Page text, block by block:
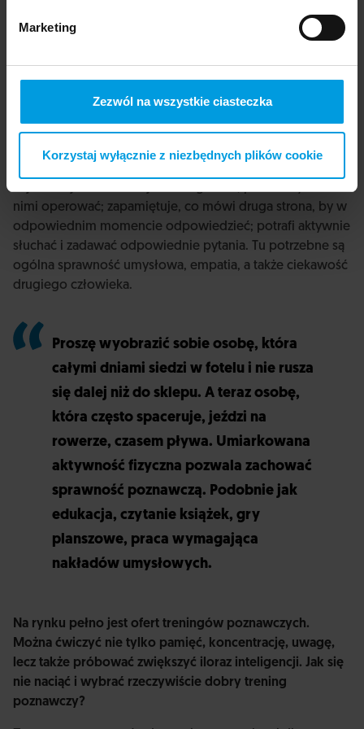
Marketing
Zezwól na wszystkie ciasteczka
Korzystaj wyłącznie z niezbędnych plików cookie
sprawność poznawczą. Podobnie jak edukacja, czytanie
książek, gry planszowe, praca wymagająca nakładów
społeczna. Rozmowy, współpraca, wspólne
podejmowanie decyzji, dyskusje, wymiana myśli i
spostrzeżeń, negocjacje – to wszystko ćwiczy procesy
nimi operować; zapamiętuje, co mówi druga strona, by w
odpowiednim momencie odpowiedzieć; potrafi aktywnie
słuchać i zadawać odpowiednie pytania. Tu potrzebne są
ogólna sprawność umysłowa, empatia, a także ciekawość
drugiego człowieka.
Proszę wyobrazić sobie osobę, która
całymi dniami siedzi w fotelu i nie rusza
się dalej niż do sklepu. A teraz osobę,
która często spaceruje, jeździ na
rowerze, czasem pływa. Umiarkowana
aktywność fizyczna pozwala zachować
sprawność poznawczą. Podobnie jak
edukacja, czytanie książek, gry
planszowe, praca wymagająca
nakładów umysłowych.
Na rynku pełno jest ofert treningów poznawczych.
Można ćwiczyć nie tylko pamięć, koncentrację, uwagę,
lecz także próbować zwiększyć iloraz inteligencji. Jak się
nie naciąć i wybrać rzeczywiście dobry trening
poznawczy?